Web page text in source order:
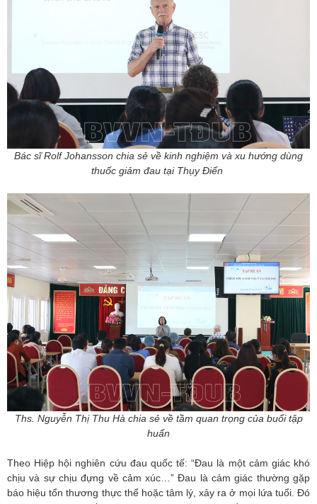
Bác sĩ Rolf Johansson chia sẻ về kinh nghiệm và xu hướng dùng
thuốc giảm đau tại Thụy Điển
Ths. Nguyễn Thị Thu Hà chia sẻ về tầm quan trọng của buổi tập
huấn
Theo Hiệp hội nghiên cứu đau quốc tế: “Đau là một cảm giác khó
chịu và sự chịu đựng về cảm xúc…” Đau là cảm giác thường gặp
báo hiệu tổn thương thực thể hoặc tâm lý, xảy ra ở mọi lứa tuổi. Đó